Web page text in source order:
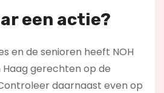
een actie?
en de senioren heeft NOH
Haag gerechten op de
daarnaast even op